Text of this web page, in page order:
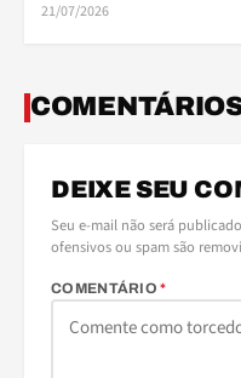
21/07/2026
DEIXE SEU
Seu e-mail não será
ofensivos ou spam são
COMENTÁRIO*